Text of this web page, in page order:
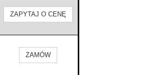
ZAPYTAJ O CENĘ
ZAMÓW